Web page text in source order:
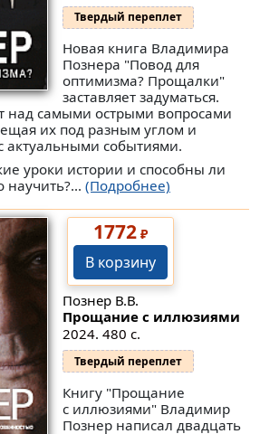
Твердый переплет
Новая книга Владимира
Познера "Повод для
оптимизма? Прощалки"
заставляет задуматься.
над самыми острыми вопросами
их под разным углом и
актуальными событиями.
уроки истории и способны ли
(Подробнее)
1772₽
В корзину
Познер В.В.
Прощание с иллюзиями
2024. 480 с.
Твердый переплет
Книгу "Прощание
с иллюзиями" Владимир
Познер написал двадцать